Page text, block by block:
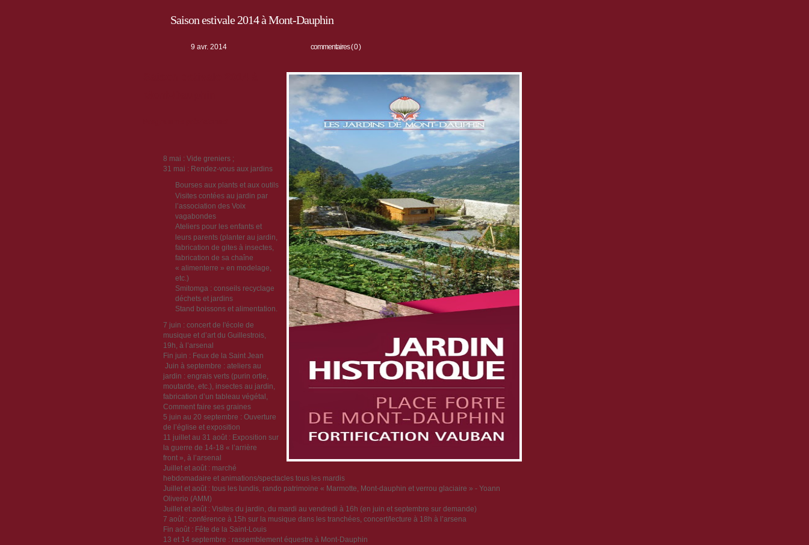
Saison estivale 2014 à Mont-Dauphin
9 avr. 2014 commentaires ( 0 )
8 mai : Vide greniers ;
31 mai : Rendez-vous aux jardins
Bourses aux plants et aux outils
Visites contées au jardin par
l’association des Voix
vagabondes
Ateliers pour les enfants et
leurs parents (planter au jardin,
fabrication de gites à insectes,
fabrication de sa chaîne
« alimenterre » en modelage,
etc.)
Smitomga : conseils recyclage
déchets et jardins
Stand boissons et alimentation.
7 juin : concert de l'école de
musique et d’art du Guillestrois,
19h, à l’arsenal
Fin juin : Feux de la Saint Jean
Juin à septembre : ateliers au
jardin : engrais verts (purin ortie,
moutarde, etc.), insectes au jardin,
fabrication d’un tableau végétal,
Comment faire ses graines
5 juin au 20 septembre : Ouverture
de l’église et exposition
11 juillet au 31 août : Exposition sur
la guerre de 14-18 « l’arrière
front », à l’arsenal
Juillet et août : marché
hebdomadaire et animations/spectacles tous les mardis
Juillet et août : tous les lundis, rando patrimoine « Marmotte, Mont-dauphin et verrou glaciaire » - Yoann
Oliverio (AMM)
Juillet et août : Visites du jardin, du mardi au vendredi à 16h (en juin et septembre sur demande)
7 août : conférence à 15h sur la musique dans les tranchées, concert/lecture à 18h à l’arsena
Fin août : Fête de la Saint-Louis
13 et 14 septembre : rassemblement équestre à Mont-Dauphin